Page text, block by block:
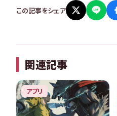
この記事をシェア
関連記事
アプリ